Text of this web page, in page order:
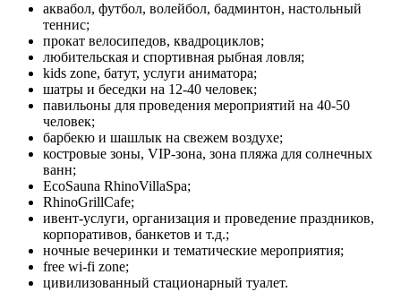
аквабол, футбол, волейбол, бадминтон, настольный
теннис;
прокат велосипедов, квадроциклов;
любительская и спортивная рыбная ловля;
kids zone, батут, услуги аниматора;
шатры и беседки на 12-40 человек;
павильоны для проведения мероприятий на 40-50
человек;
барбекю и шашлык на свежем воздухе;
костровые зоны, VIP-зона, зона пляжа для солнечных
ванн;
EcoSauna RhinoVillaSpa;
RhinoGrillCafe;
ивент-услуги, организация и проведение праздников,
корпоративов, банкетов и т.д.;
ночные вечеринки и тематические мероприятия;
free wi-fi zone;
цивилизованный стационарный туалет.